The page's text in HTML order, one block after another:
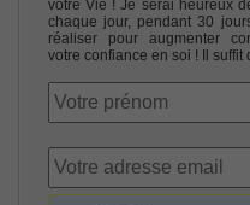
votre Vie ! Je serai heureux
chaque jour, pendant 30
réaliser pour augmenter
votre confiance en soi ! Il suffit